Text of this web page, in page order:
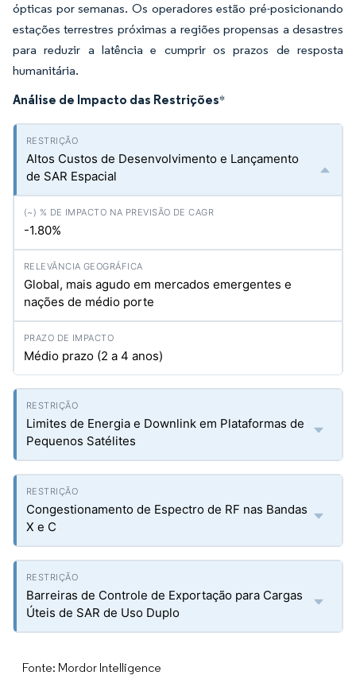
ópticas por semanas. Os operadores estão pré-posicionando
estações terrestres próximas a regiões propensas a desastres
para reduzir a latência e cumprir os prazos de resposta
humanitária.
Análise de Impacto das Restrições*
Altos Custos de Desenvolvimento e Lançamento
de SAR Espacial
-1.80%
Global, mais agudo em mercados emergentes e
nações de médio porte
Médio prazo (2 a 4 anos)
Limites de Energia e Downlink em Plataformas de
Pequenos Satélites
Congestionamento de Espectro de RF nas Bandas
X e C
Barreiras de Controle de Exportação para Cargas
Úteis de SAR de Uso Duplo
Fonte: Mordor Intelligence